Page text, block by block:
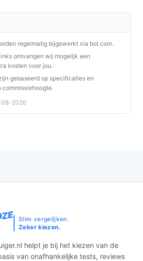
regelmatig bijgewerkt via bol.com.
ontvangen wij mogelijk een
kosten voor jou.
gebaseerd op specificaties en
commissiehoogte.
08-2026
Slim vergelijken.
Zeker kiezen.
helpt je bij het kiezen van de
van onafhankelijke tests, reviews